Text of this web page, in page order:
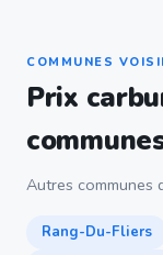
COMMUNES
Prix
Autres communes
Rang-Du-Fliers